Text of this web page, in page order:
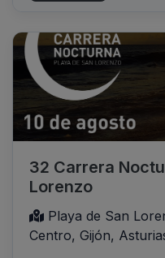
32 Carrera
Lorenzo
Playa de San
Centro, Gijón,